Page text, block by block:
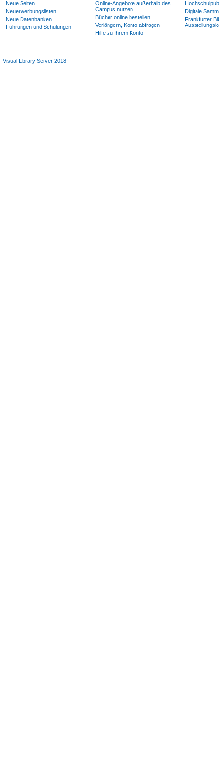
Neue Seiten
Neuerwerbungslisten
Neue Datenbanken
Führungen und Schulungen
Online-Angebote außerhalb des
Campus nutzen
Bücher online bestellen
Verlängern, Konto abfragen
Hilfe zu Ihrem Konto
Digitale
Frankfurter
Visual Library Server 2018